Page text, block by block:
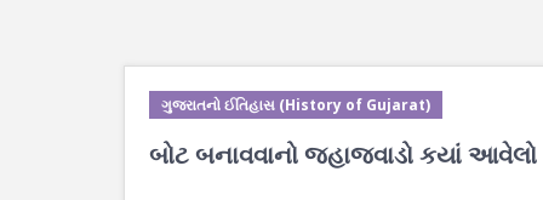
ગુજરાતનો ઈતિહાસ (History of Gujarat)
બોટ બનાવવાનો જહાજવાડો કયાં